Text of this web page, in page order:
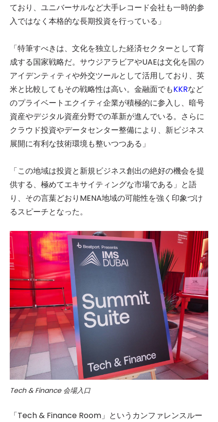
ており、ユニバーサルなど大手レコード会社も一時的参
入ではなく本格的な長期投資を行っている」
「特筆すべきは、文化を独立した経済セクターとして育
成する国家戦略だ。サウジアラビアやUAEは文化を国の
アイデンティティや外交ツールとして活用しており、英
米と比較してもその戦略性は高い。金融面でもKKRなど
のプライベートエクイティ企業が積極的に参入し、暗号
資産やデジタル資産分野での革新が進んでいる。さらに
クラウド投資やデータセンター整備により、新ビジネス
展開に有利な技術環境も整いつつある」
「この地域は投資と新規ビジネス創出の絶好の機会を提
供する、極めてエキサイティングな市場である」と語
り、その言葉どおりMENA地域の可能性を強く印象づけ
るスピーチとなった。
Tech & Finance 会場入口
「Tech & Finance Room」というカンファレンスルー